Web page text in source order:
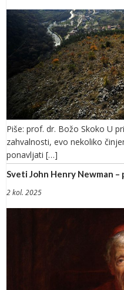
Piše: prof. dr. Božo Skoko U
zahvalnosti, evo nekoliko
ponavljati […]
Sveti John Henry Newman
2 kol. 2025